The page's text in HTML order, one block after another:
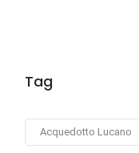
Tag
Acquedotto Lucano